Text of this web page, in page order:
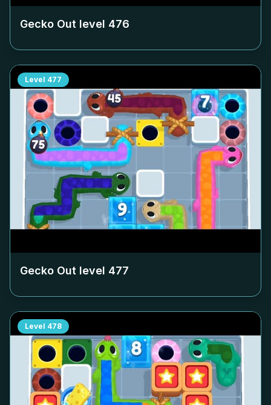
Gecko Out level 476
Level 477
Gecko Out level 477
Level 478